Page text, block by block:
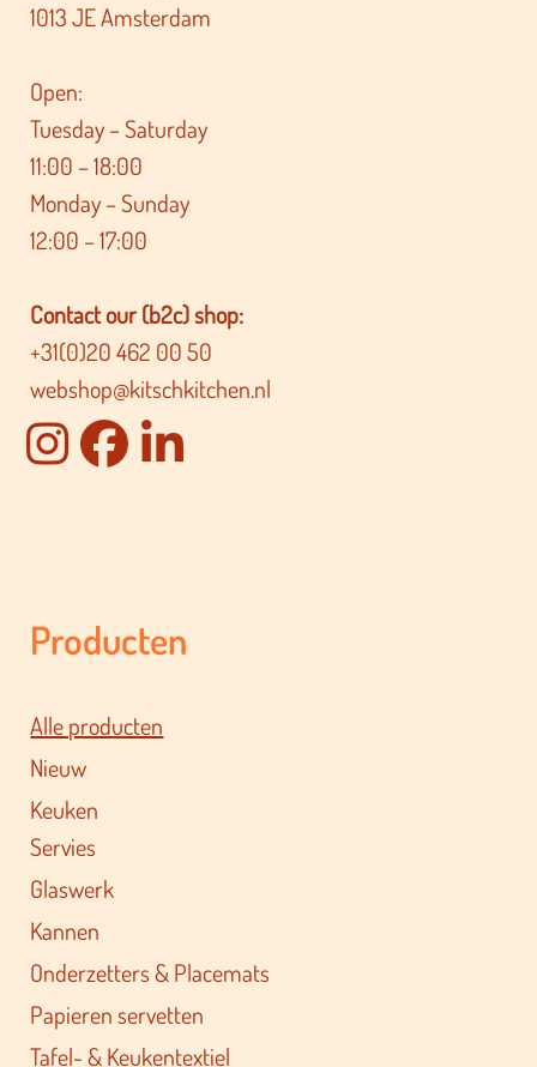
1013 JE Amsterdam
Open:
Tuesday – Saturday
11:00 – 18:00
Monday – Sunday
12:00 – 17:00
Contact our (b2c) shop:
+31(0)20 462 00 50
webshop@kitschkitchen.nl
Producten
Alle producten
Nieuw
Keuken
Servies
Glaswerk
Kannen
Onderzetters & Placemats
Papieren servetten
Tafel- & Keukentextiel